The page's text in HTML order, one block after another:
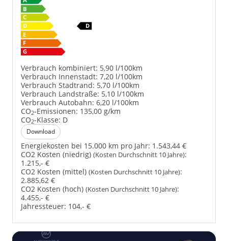
Verbrauch kombiniert: 5,90 l/100km
Verbrauch Innenstadt: 7,20 l/100km
Verbrauch Stadtrand: 5,70 l/100km
Verbrauch Landstraße: 5,10 l/100km
Verbrauch Autobahn: 6,20 l/100km
CO2-Emissionen: 135,00 g/km
CO2-Klasse: D
Download
Energiekosten bei 15.000 km pro Jahr: 1.543,44 €
CO2 Kosten (niedrig) (Kosten Durchschnitt 10 Jahre):
1.215,- €
CO2 Kosten (mittel) (Kosten Durchschnitt 10 Jahre):
2.885,62 €
CO2 Kosten (hoch) (Kosten Durchschnitt 10 Jahre):
4.455,- €
Jahressteuer: 104,- €